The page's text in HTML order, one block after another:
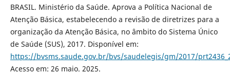
BRASIL. Ministério da Saúde. Aprova a Política Nacional de
Atenção Básica, estabelecendo a revisão de diretrizes para a
organização da Atenção Básica, no âmbito do Sistema Único
de Saúde (SUS), 2017. Disponível em:
https://bvsms.saude.gov.br/bvs/saudelegis/gm/2017/
Acesso em: 26 maio. 2025.